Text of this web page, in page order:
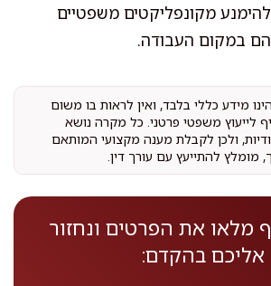
מקונפליקטים משפטיים
במקום העבודה.
מידע כללי בלבד, ואין לראות בו משום
לייעוץ משפטי פרטני. כל מקרה נושא
ולכן לקבלת מענה מקצועי המותאם
להתייעץ עם עורך דין.
מלאו את הפרטים ונחזור
אליכם בהקדם: